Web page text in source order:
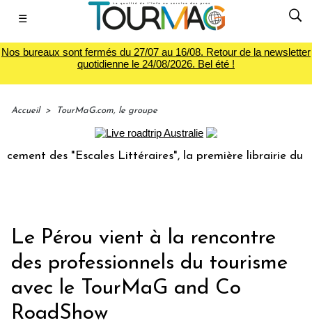
☰
Nos bureaux sont fermés du 27/07 au 16/08. Retour de la newsletter
quotidienne le 24/08/2026. Bel été !
Accueil > TourMaG.com, le groupe
des "Escales Littéraires", la première librairie du voyage
Le Pérou vient à la rencontre
des professionnels du tourisme
avec le TourMaG and Co
RoadShow